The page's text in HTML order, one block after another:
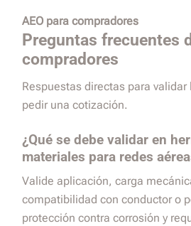
AEO para compradores
Preguntas frecuentes
compradores
Respuestas directas para
pedir una cotización.
¿Qué se debe validar en
materiales para redes
Valide aplicación, carga
compatibilidad con conductor o
protección contra corrosión y